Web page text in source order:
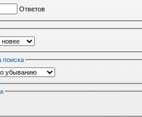
Ответов
поиска